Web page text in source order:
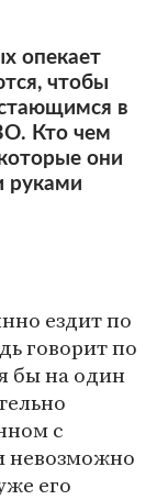
опекает
чтобы
в
Кто чем
они
руками
ездит по
говорит по
бы на один
с
невозможно
его